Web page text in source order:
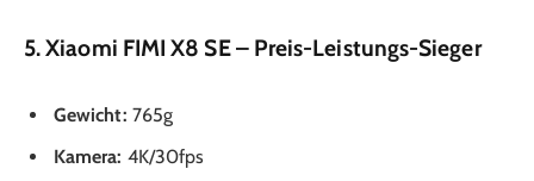
5. Xiaomi FIMI X8 SE – Preis-Leistungs-Sieger
Gewicht: 765g
Kamera: 4K/30fps